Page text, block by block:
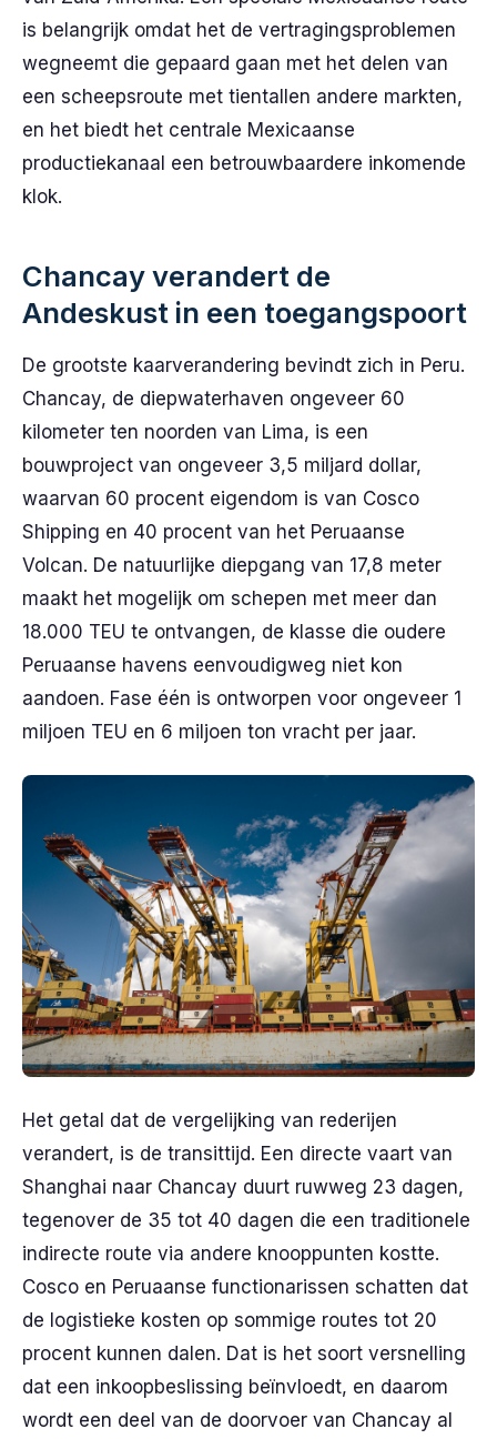
is belangrijk omdat het de vertragingsproblemen
wegneemt die gepaard gaan met het delen van
een scheepsroute met tientallen andere markten,
en het biedt het centrale Mexicaanse
productiekanaal een betrouwbaardere inkomende
klok.
Chancay verandert de
Andeskust in een toegangspoort
De grootste kaarverandering bevindt zich in Peru.
Chancay, de diepwaterhaven ongeveer 60
kilometer ten noorden van Lima, is een
bouwproject van ongeveer 3,5 miljard dollar,
waarvan 60 procent eigendom is van Cosco
Shipping en 40 procent van het Peruaanse
Volcan. De natuurlijke diepgang van 17,8 meter
maakt het mogelijk om schepen met meer dan
18.000 TEU te ontvangen, de klasse die oudere
Peruaanse havens eenvoudigweg niet kon
aandoen. Fase één is ontworpen voor ongeveer 1
miljoen TEU en 6 miljoen ton vracht per jaar.
Het getal dat de vergelijking van rederijen
verandert, is de transittijd. Een directe vaart van
Shanghai naar Chancay duurt ruwweg 23 dagen,
tegenover de 35 tot 40 dagen die een traditionele
indirecte route via andere knooppunten kostte.
Cosco en Peruaanse functionarissen schatten dat
de logistieke kosten op sommige routes tot 20
procent kunnen dalen. Dat is het soort versnelling
dat een inkoopbeslissing beïnvloedt, en daarom
wordt een deel van de doorvoer van Chancay al